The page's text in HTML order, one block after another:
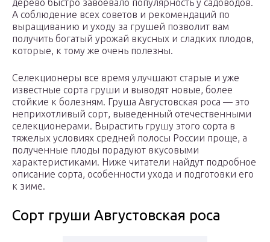
дерево быстро завоевало популярность у садоводов.
А соблюдение всех советов и рекомендаций по
выращиванию и уходу за грушей позволит вам
получить богатый урожай вкусных и сладких плодов,
которые, к тому же очень полезны.
Селекционеры все время улучшают старые и уже
известные сорта груши и выводят новые, более
стойкие к болезням. Груша Августовская роса — это
неприхотливый сорт, выведенный отечественными
селекционерами. Вырастить грушу этого сорта в
тяжелых условиях средней полосы России проще, а
полученные плоды порадуют вкусовыми
характеристиками. Ниже читатели найдут подробное
описание сорта, особенности ухода и подготовки его
к зиме.
Сорт груши Августовская роса